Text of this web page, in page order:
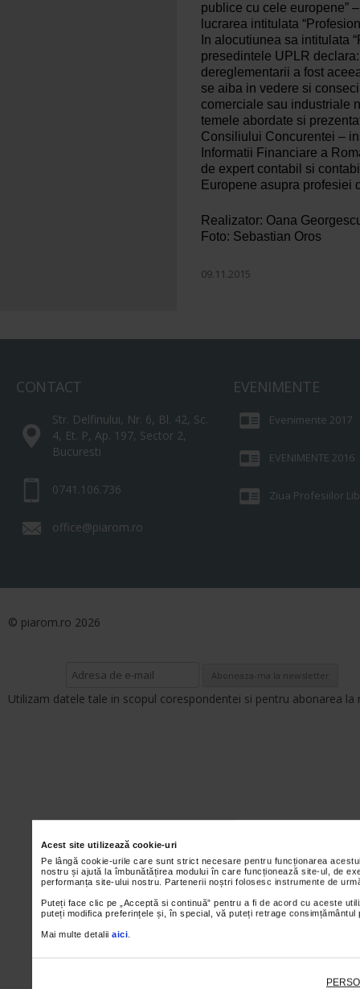
Acest site utilizează cookie-uri
Pe lângă cookie-urile care sunt strict necesare pentru funcționarea
nostru și ajută la îmbunătățirea modului în care funcționează site-ul, de
performanța site-ului nostru. Partenerii noștri folosesc instrumente de
Puteți face clic pe „Acceptă si continuă” pentru a fi de acord cu aceste
puteți modifica preferințele și, în special, vă puteți retrage
Mai multe detalii aici
publice cu cele europene”
lucrarea intitulata
In alocutiunea sa intitulata
presedintele UPLR
dereglementarii a fost
se aiba in vedere si
comerciale sau industriale
temele abordate si
Consiliului Concurentei –
Informatii Financiare a
de expert contabil si
Europene asupra profesiei
Realizator: Oana
Foto: Sebastian Oros
09.11.2015
CONTACT
Str. Delfinului, Nr. 6, Bl. 42, Sc.
4, Et. P, Ap. 197, Sector 2,
Bucuresti
0741.106.736
office@piarom.ro
EVENIMENTE
Evenimente 2017
EVENIMENTE 2016
Ziua Profesiilor
© piarom.ro 2026
Utilizam datele tale in scopul corespondentei si pentru abonarea